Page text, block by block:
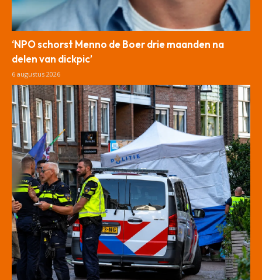
‘NPO schorst Menno de Boer drie maanden na
delen van dickpic’
6 augustus 2026